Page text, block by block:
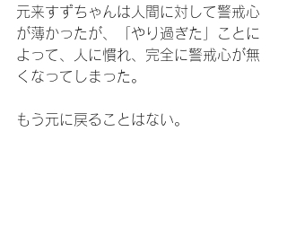
元来すずちゃんは人間に対して警戒心
が薄かったが、「やり過ぎた」ことに
よって、人に慣れ、完全に警戒心が無
くなってしまった。
もう元に戻ることはない。